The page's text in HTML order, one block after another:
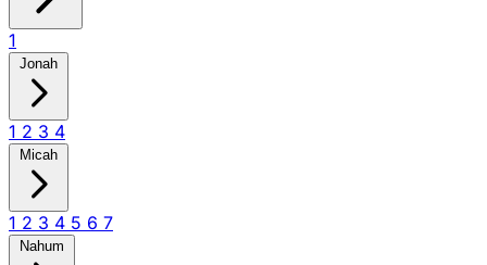
1
Jonah
1 2 3 4
Micah
1 2 3 4 5 6 7
Nahum